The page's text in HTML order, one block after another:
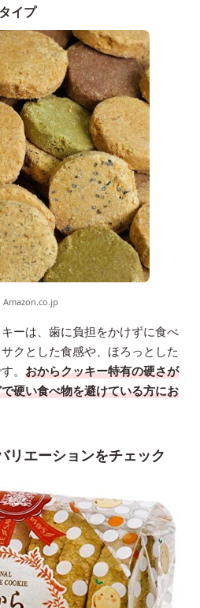
イプ
Amazon.co.jp
ーは、歯に負担をかけずに食べ
クとした食感や、ほろっとした
。 おからクッキー特有の硬さが
硬い食べ物を避けている方にお
リエーションをチェック